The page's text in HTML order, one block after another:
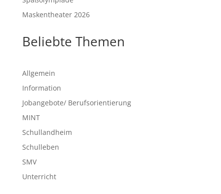
Maskentheater 2026
Beliebte Themen
Allgemein
Information
Jobangebote/ Berufsorientierung
MINT
Schullandheim
Schulleben
SMV
Unterricht